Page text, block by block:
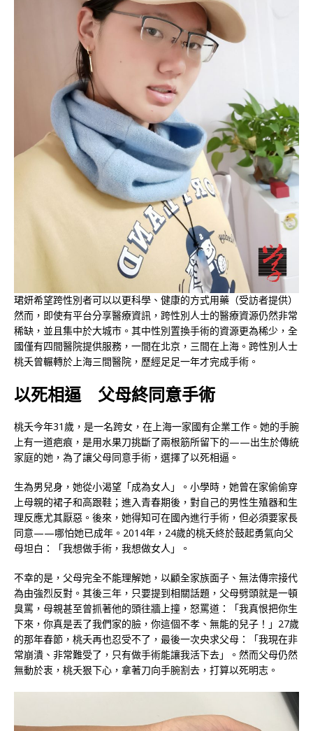
珺妍希望跨性別者可以以更科學、健康的方式用藥（受訪者提供）
然而，即使有平台分享醫療資訊，跨性別人士的醫療資源仍然非常
稀缺，並且集中於大城市。其中性別置換手術的資源更為稀少，全
國僅有四間醫院提供服務，一間在北京，三間在上海。跨性別人士
桃夭曾輾轉於上海三間醫院，歷經足足一年才完成手術。
以死相逼 父母終同意手術
桃夭今年31歲，是一名跨女，在上海一家國有企業工作。她的手腕
上有一道疤痕，是用水果刀挑斷了兩根筋所留下的——出生於傳統
家庭的她，為了讓父母同意手術，選擇了以死相逼。
生為男兒身，她從小渴望「成為女人」。小學時，她曾在家偷偷穿
上母親的裙子和高跟鞋；進入青春期後，對自己的男性生殖器和生
理反應尤其厭惡。後來，她得知可在國內進行手術，但必須要家長
同意——哪怕她已成年。2014年，24歲的桃夭終於鼓起勇氣向父
母坦白：「我想做手術，我想做女人」。
不幸的是，父母完全不能理解她，以顧全家族面子、無法傳宗接代
為由強烈反對。其後三年，只要提到相關話題，父母劈頭就是一頓
臭罵，母親甚至曾抓著他的頭往牆上撞，怒罵道：「我真恨把你生
下來，你真是丟了我們家的臉，你這個不孝、無能的兒子！」27歲
的那年春節，桃夭再也忍受不了，最後一次央求父母：「我現在非
常崩潰、非常難受了，只有做手術能讓我活下去」。然而父母仍然
無動於衷，桃夭狠下心，拿著刀向手腕割去，打算以死明志。